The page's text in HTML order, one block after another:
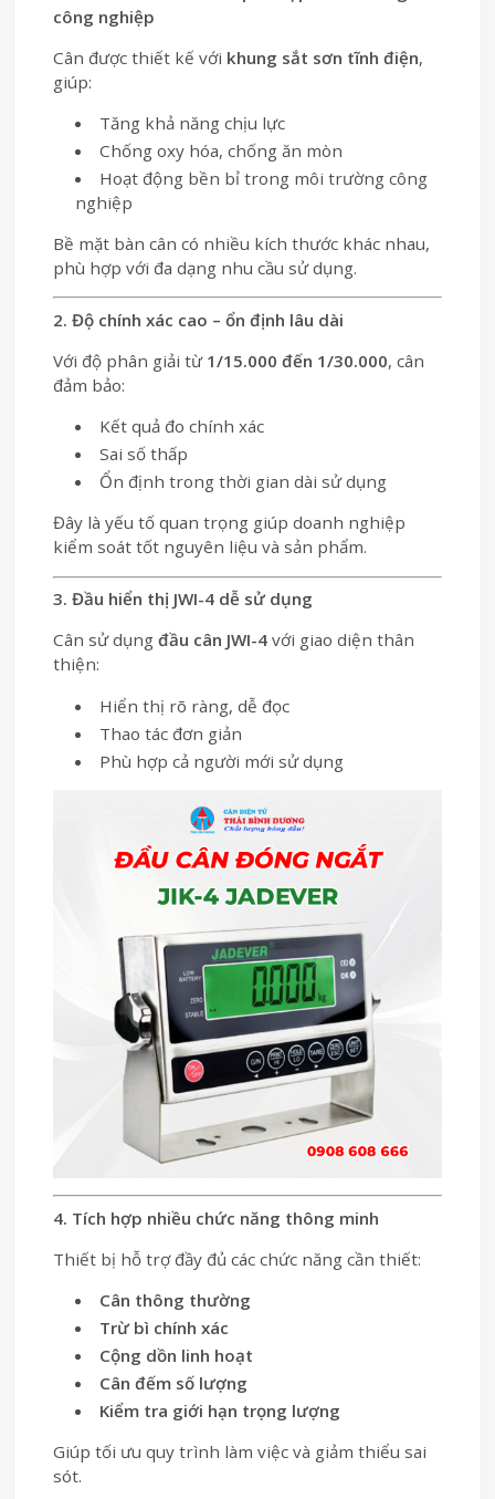
công nghiệp
Cân được thiết kế với khung sắt sơn tĩnh điện,
giúp:
Tăng khả năng chịu lực
Chống oxy hóa, chống ăn mòn
Hoạt động bền bỉ trong môi trường công
nghiệp
Bề mặt bàn cân có nhiều kích thước khác nhau,
phù hợp với đa dạng nhu cầu sử dụng.
2. Độ chính xác cao – ổn định lâu dài
Với độ phân giải từ 1/15.000 đến 1/30.000, cân
đảm bảo:
Kết quả đo chính xác
Sai số thấp
Ổn định trong thời gian dài sử dụng
Đây là yếu tố quan trọng giúp doanh nghiệp
kiểm soát tốt nguyên liệu và sản phẩm.
3. Đầu hiển thị JWI-4 dễ sử dụng
Cân sử dụngđầu cân JWI-4 với giao diện thân
thiện:
Hiển thị rõ ràng, dễ đọc
Thao tác đơn giản
Phù hợp cả người mới sử dụng
4. Tích hợp nhiều chức năng thông minh
Thiết bị hỗ trợ đầy đủ các chức năng cần thiết:
Cân thông thường
Trừ bì chính xác
Cộng dồn linh hoạt
Cân đếm số lượng
Kiểm tra giới hạn trọng lượng
Giúp tối ưu quy trình làm việc và giảm thiểu sai
sót.